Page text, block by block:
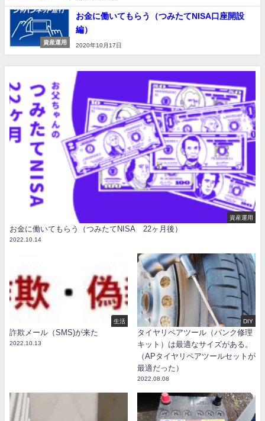
資産運用
お金に働いてもらう（つみたてNISA口座開設
編）
2020年10月17日
資産運用
お金に働いてもらう（つみたてNISA 22ヶ月後）
2022.10.14
生活
詐欺メール（SMS)が来た
2022.10.13
DIY
タイヤリペアツール（パンク修理
キット）は最適なサイズがある。
（APタイヤリペアツールセットが
最適だった）
2022.08.08